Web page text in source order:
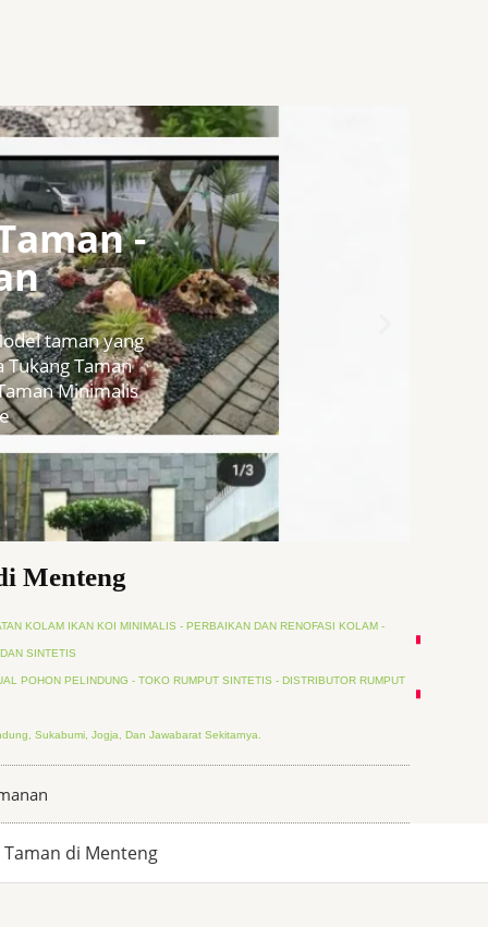
-
taman yang
Taman
Minimalis
Menteng
KOLAM IKAN KOI MINIMALIS - PERBAIKAN DAN RENOFASI KOLAM -
SINTETIS
POHON PELINDUNG - TOKO RUMPUT SINTETIS - DISTRIBUTOR RUMPUT
Sukabumi, Jogja, Dan Jawabarat Sekitarnya.
Taman di Menteng